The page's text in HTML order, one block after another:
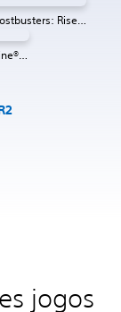
Ghostbusters: Rise of the Ghost Lord
Arizona Sunshine® VR 2
jogos